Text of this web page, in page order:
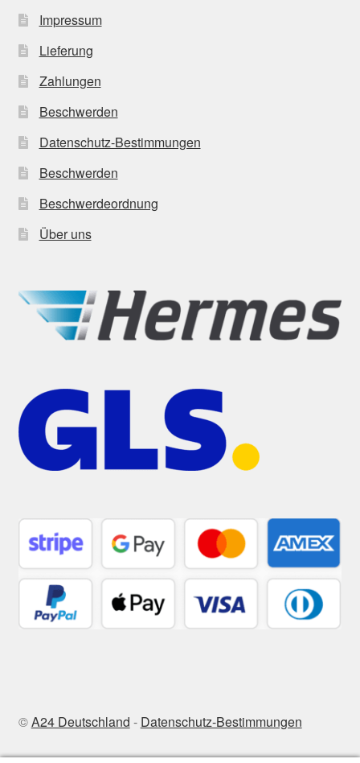
Impressum
Lieferung
Zahlungen
Beschwerden
Datenschutz-Bestimmungen
Beschwerden
Beschwerdeordnung
Über uns
©A24 Deutschland - Datenschutz-Bestimmungen